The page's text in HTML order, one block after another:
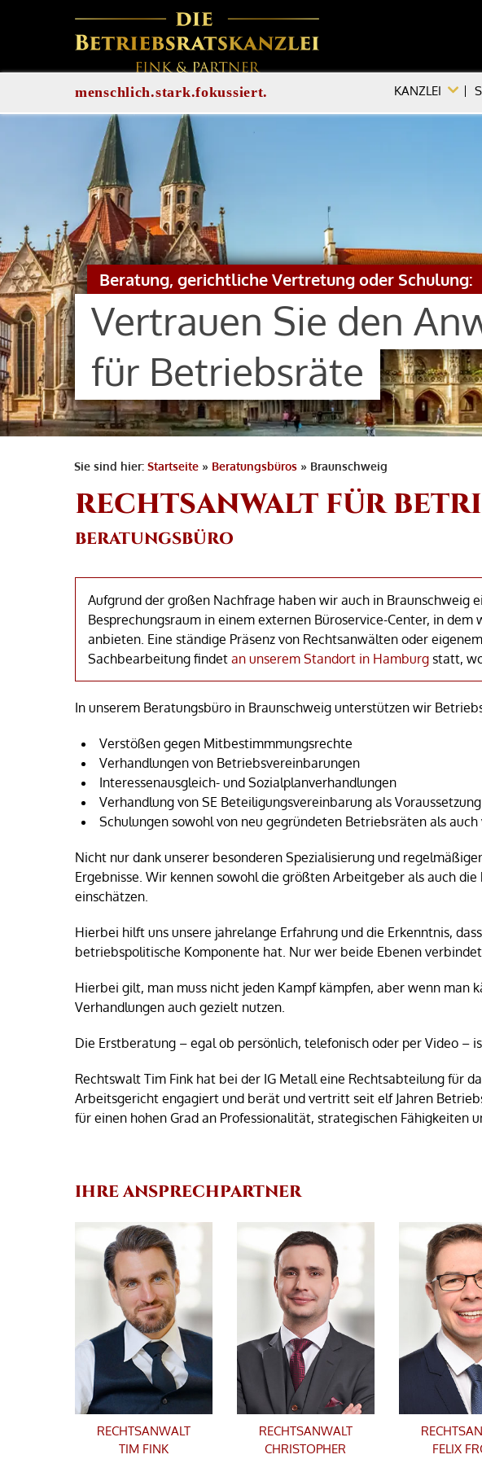
menschlich.stark.fokussiert. KANZLEI
Beratung, gerichtliche Vertretung oder Schulung:
Vertrauen Sie den
für Betriebsräte
Sie sind hier: Startseite» Beratungsbüros» Braunschweig
RECHTSANWALT FÜR
BERATUNGSBÜRO
Aufgrund der großen Nachfrage haben wir auch in
Besprechungsraum in einem externen Büroservice-Center, in
anbieten. Eine ständige Präsenz von Rechtsanwälten oder
Sachbearbeitung findet an unserem Standort in Hamburg statt,
In unserem Beratungsbüro in Braunschweig unterstützen wir
Verstößen gegen Mitbestimmmungsrechte
Verhandlungen von Betriebsvereinbarungen
Interessenausgleich- und Sozialplanverhandlungen
Verhandlung von SE Beteiligungsvereinbarung als
Schulungen sowohl von neu gegründeten Betriebsräten als
Nicht nur dank unserer besonderen Spezialisierung und
Ergebnisse. Wir kennen sowohl die größten Arbeitgeber als auch
einschätzen.
Hierbei hilft uns unsere jahrelange Erfahrung und die Erkenntnis,
betriebspolitische Komponente hat. Nur wer beide Ebenen
Hierbei gilt, man muss nicht jeden Kampf kämpfen, aber wenn man
Verhandlungen auch gezielt nutzen.
Die Erstberatung – egal ob persönlich, telefonisch oder per Video –
Rechtswalt Tim Fink hat bei der IG Metall eine Rechtsabteilung für
Arbeitsgericht engagiert und berät und vertritt seit elf Jahren
für einen hohen Grad an Professionalität, strategischen Fähigkeiten
IHRE ANSPRECHPARTNER
RECHTSANWALT
TIM FINK
RECHTSANWALT
CHRISTOPHER
FELIX